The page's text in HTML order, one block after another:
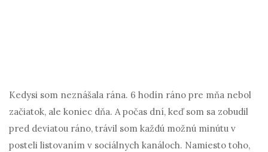
Kedysi som neznášala rána. 6 hodín ráno pre mňa nebol
začiatok, ale koniec dňa. A počas dní, keď som sa zobudil
pred deviatou ráno, trávil som každú možnú minútu v
posteli listovaním v sociálnych kanáloch. Namiesto toho,